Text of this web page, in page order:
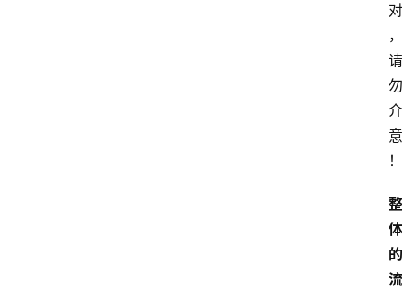
对
，
请
勿
介
意
！
整
体
的
流